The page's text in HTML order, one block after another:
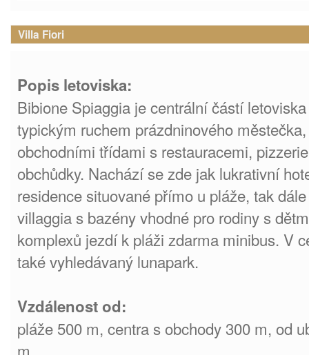
Villa Fiori
Popis letoviska:
Bibione Spiaggia je centrální částí
typickým ruchem prázdninového
obchodními třídami s restauracemi,
obchůdky. Nachází se zde jak lukrativní
residence situované přímo u pláže, tak
villaggia s bazény vhodné pro rodiny s
komplexů jezdí k pláži zdarma minibus. V
také vyhledávaný lunapark.
Vzdálenost od:
pláže 500 m, centra s obchody 300 m, od
m